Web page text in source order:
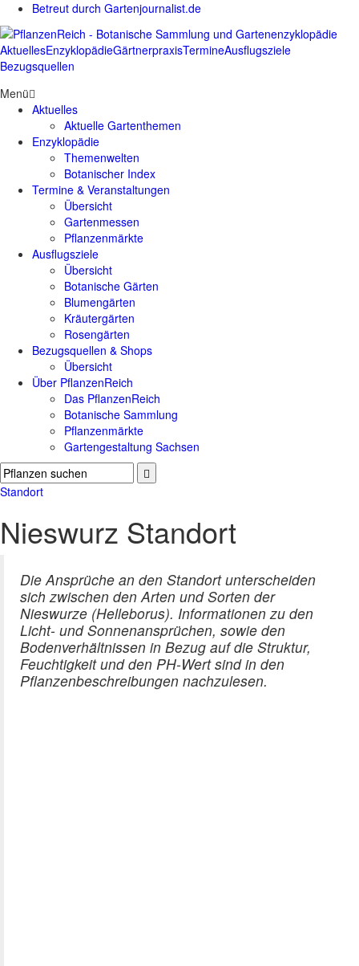
Betreut durch Gartenjournalist.de
AktuellesEnzyklopädieGärtnerpraxisTermineAusflugsziele
Bezugsquellen
Menü
Aktuelles
Aktuelle Gartenthemen
Enzyklopädie
Themenwelten
Botanischer Index
Termine & Veranstaltungen
Übersicht
Gartenmessen
Pflanzenmärkte
Ausflugsziele
Übersicht
Botanische Gärten
Blumengärten
Kräutergärten
Rosengärten
Bezugsquellen & Shops
Übersicht
Über PflanzenReich
Das PflanzenReich
Botanische Sammlung
Pflanzenmärkte
Gartengestaltung Sachsen
Standort
Nieswurz Standort
Die Ansprüche an den Standort unterscheiden
sich zwischen den Arten und Sorten der
Nieswurze (Helleborus). Informationen zu den
Licht- und Sonnenansprüchen, sowie den
Bodenverhältnissen in Bezug auf die Struktur,
Feuchtigkeit und den PH-Wert sind in den
Pflanzenbeschreibungen nachzulesen.